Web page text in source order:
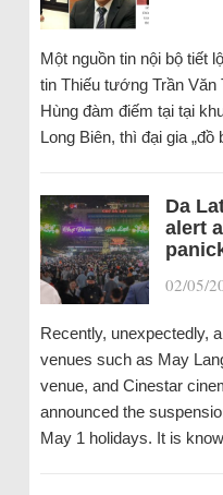
Một nguồn tin nội bộ tiết
tin Thiếu tướng Trần
Hùng đàm điếm tại tại
Long Biên, thì đại gia „đồ
Da
alert
02/05/
Recently, unexpectedly,
venues such as May
venue, and Cinestar
announced the
May 1 holidays. It is